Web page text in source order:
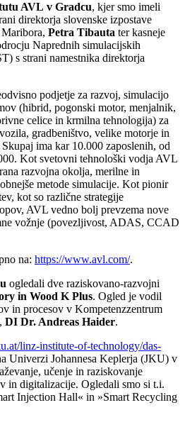
AVL v Gradcu, kjer smo imeli
direktorja slovenske izpostave
Petra Tibauta ter kasneje
Naprednih simulacijskih
s strani namestnika direktorja
podjetje za razvoj, simulacijo
(hibrid, pogonski motor, menjalnik,
celice in krmilna tehnologija) za
gradbeništvo, velike motorje in
ima kar 10.000 zaposlenih, od
Kot svetovni tehnološki vodja AVL
razvojna okolja, merilne in
metode simulacije. Kot pionir
kot so različne strategije
AVL vedno bolj prevzema nove
vožnje (povezljivost, ADAS, CCAD
na: https://www.avl.com/.
ogledali dve raziskovano-razvojni
in Wood K Plus. Ogled je vodil
in procesov v Kompetenzzentrum
DI Dr. Andreas Haider.
linz-institute-of-technology/das-
Univerzi Johannesa Keplerja (JKU) v
učenje in raziskovanje
in digitalizacije. Ogledali smo si t.i.
Injection Hall« in »Smart Recycling